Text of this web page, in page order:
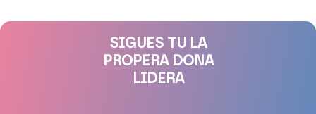
SIGUES TU LA
PROPERA DONA
LIDERA